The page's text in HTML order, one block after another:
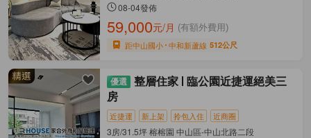
08-04發佈
59,000元/月 (有額外費用)
距中山國小 中和新蘆線 512公尺
整層住家
臨公園近捷運絕美三
房
近捷運 新上架 拎包入住 近商圈
3房/31.5坪 榕榕園 中山區-中山北路二段